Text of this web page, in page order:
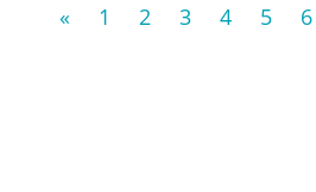
« 1 2 3 4 5 6